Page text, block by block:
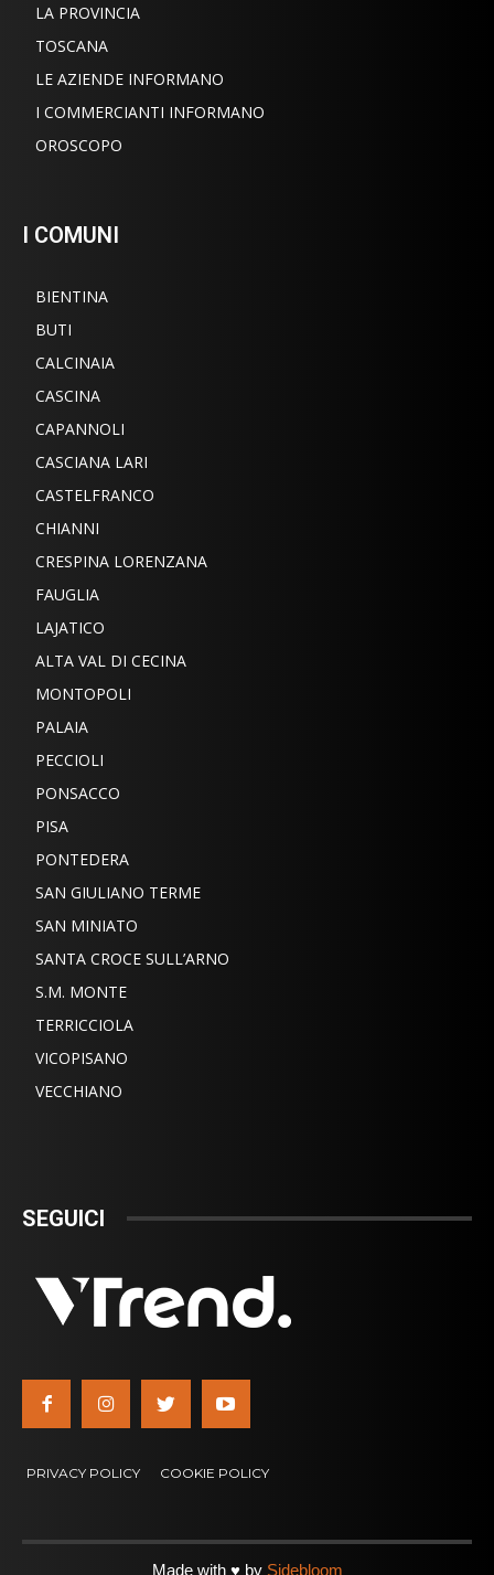
LA PROVINCIA
TOSCANA
LE AZIENDE INFORMANO
I COMMERCIANTI INFORMANO
OROSCOPO
I COMUNI
BIENTINA
BUTI
CALCINAIA
CASCINA
CAPANNOLI
CASCIANA LARI
CASTELFRANCO
CHIANNI
CRESPINA LORENZANA
FAUGLIA
LAJATICO
ALTA VAL DI CECINA
MONTOPOLI
PALAIA
PECCIOLI
PONSACCO
PISA
PONTEDERA
SAN GIULIANO TERME
SAN MINIATO
SANTA CROCE SULL’ARNO
S.M. MONTE
TERRICCIOLA
VICOPISANO
VECCHIANO
SEGUICI
PRIVACY POLICY COOKIE POLICY
Made with ♥ by Sidebloom